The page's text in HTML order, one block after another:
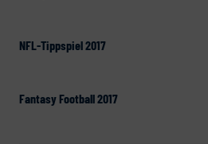
NFL-Tippspiel 2017
Fantasy Football 2017